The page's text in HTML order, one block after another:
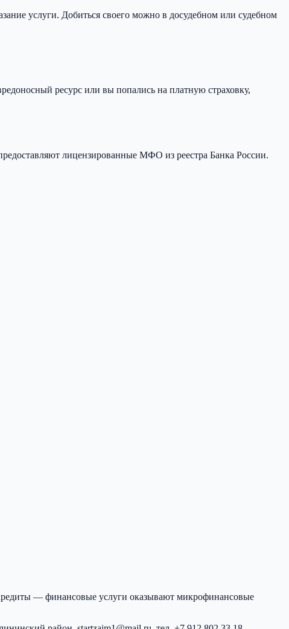
услуги. Добиться своего можно в досудебном или судебном
ресурс или вы попались на платную страховку,
лицензированные МФО из реестра Банка России.
— финансовые услуги оказывают микрофинансовые